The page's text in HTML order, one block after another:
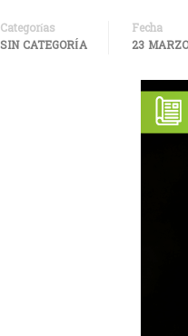
Categorías
SIN CATEGORÍA
Fecha
23